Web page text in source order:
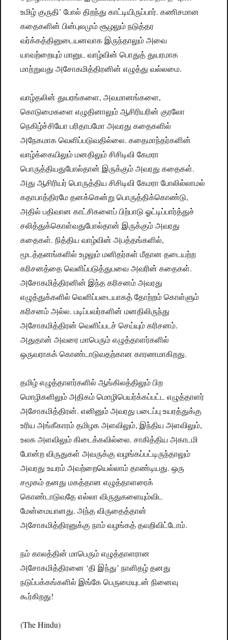
உமிழ் குருதி’ போல் திறந்து காட்டியிருப்பார். கணிசமான
கதைகளின் பின்புலமும் சூழலும் நடுத்தர
வர்க்கத்தினுடையனவாக இருந்தாலும் அவை
யாவற்றையும் மானுட வாழ்வின் பொதுத் துயரமாக
மாற்றுவது அசோகமித்திரனின் எழுத்து வல்லமை.
வாழ்தலின் துயரங்களை, அவமானங்களை,
கொடுமைகளை எழுதினாலும் ஆசிரியரின் குரலோ
நெகிழ்ச்சியோ பரிதாபமோ அவரது கதைகளில்
அநேகமாக வெளிப்படுவதில்லை. கதைமாந்தர்களின்
வாழ்க்கையிலும் மனதிலும் சிசிடிவி கேமரா
பொருத்தியதுபோல்தான் இருக்கும் அவரது கதைகள்.
அது ஆசிரியர் பொருத்திய சிசிடிவி கேமரா போலில்லாமல்
கதாபாத்திரமே தனக்கென்று பொருத்திக்கொண்டு,
அதில் பதிவான காட்சிகளைப் பிற்பாடு ஓட்டிப்பார்த்துச்
சலித்துக்கொள்வதுபோல்தான் இருக்கும் அவரது
கதைகள். நித்திய வாழ்வின் அபத்தங்களில்,
மூடத்தனங்களில் உழலும் மனிதர்கள் மீதான தடையற்ற
கரிசனத்தை வெளிப்படுத்துபவை அவரின் கதைகள்.
அசோகமித்திரனின் இந்த கரிசனம் அவரது
எழுத்துக்களில் வெளிப்படையாகத் தோற்றம் கொள்ளும்
கரிசனம் அல்ல. படிப்பவர்களின் மனதிலிருந்து
அசோகமித்திரன் வெளிப்படச் செய்யும் கரிசனம்.
அதுதான் அவரை மாபெரும் எழுத்தாளர்களில்
ஒருவராகக் கொண்டாடுவதற்கான காரணமாகிறது.
தமிழ் எழுத்தாளர்களில் ஆங்கிலத்திலும் பிற
மொழிகளிலும் அதிகம் மொழிபெயர்க்கப்பட்ட எழுத்தாளர்
அசோகமித்திரன். எனினும் அவரது படைப்பு உயரத்துக்கு
உரிய அங்கீகாரம் தமிழக அளவிலும், இந்திய அளவிலும்,
உலக அளவிலும் கிடைக்கவில்லை. சாகித்திய அகாடமி
போன்ற விருதுகள் அவருக்கு வழங்கப்பட்டிருந்தாலும்
அவரது உயரம் அவற்றையெல்லாம் தாண்டியது. ஒரு
சமூகம் தனது மகத்தான எழுத்தாளரைக்
கொண்டாடுவதே எல்லா விருதுகளையும்விட
மேன்மையானது. அந்த விருதைத்தான்
அசோகமித்திரனுக்கு நாம் வழங்கத் தவறிவிட்டோம்.
நம் காலத்தின் மாபெரும் எழுத்தாளரான
அசோகமித்திரனை ‘தி இந்து’ நாளிதழ் தனது
நடுப்பக்கங்களில் இங்கே பெருமையுடன் நினைவு
கூர்கிறது!
(The Hindu)